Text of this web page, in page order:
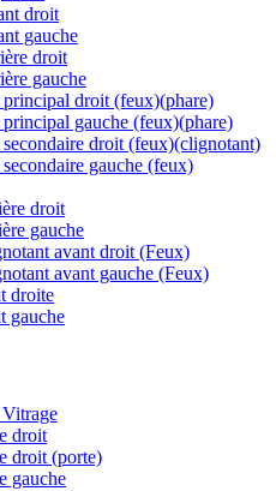
droit
gauche
droit
gauche
droit (feux)(phare)
gauche (feux)(phare)
droit (feux)(clignotant)
gauche (feux)
droit
gauche
avant droit (Feux)
avant gauche (Feux)
droite
gauche
Vitrage
droit
droit (porte)
gauche